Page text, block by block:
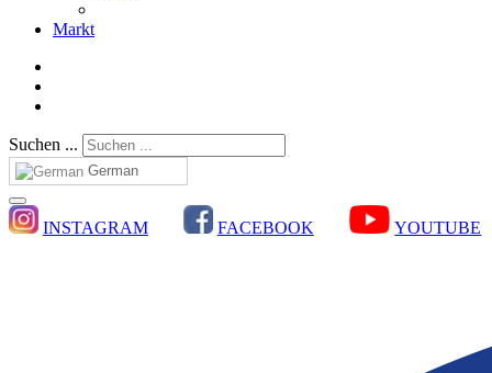
Markt
Suchen ...
German
INSTAGRAM FACEBOOK YOUTUBE